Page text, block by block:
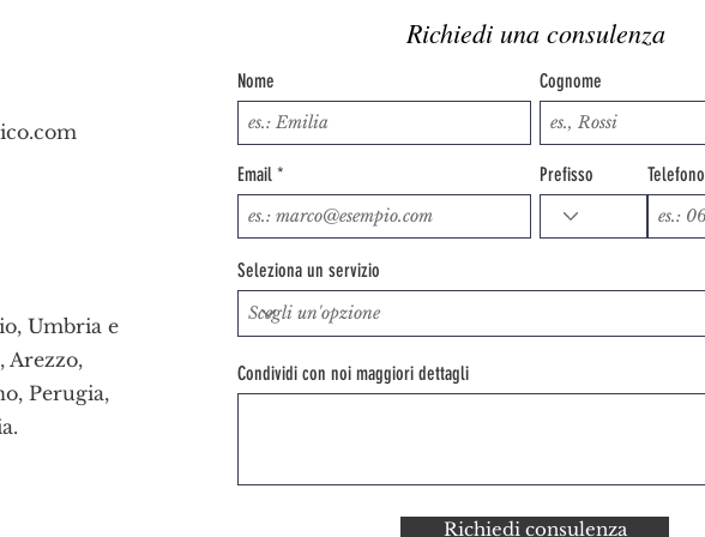
Umbria e
Arezzo,
Perugia,
Richiedi una consulenza
Nome Cognome
Email Prefisso Telefono
Seleziona un servizio
Condividi con noi maggiori dettagli
Richiedi consulenza